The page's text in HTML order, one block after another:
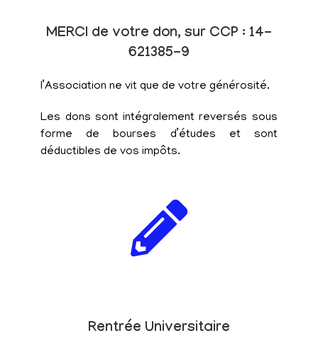
MERCI de votre don, sur CCP : 14-
621385-9
l’Association ne vit que de votre générosité.
Les dons sont intégralement reversés sous
forme de bourses d’études et sont
déductibles de vos impôts.
Rentrée Universitaire